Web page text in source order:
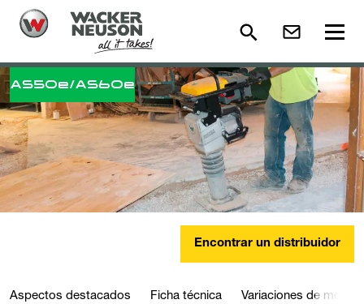
AS50e/AS60e
Encontrar un distribuidor
Aspectos destacados Ficha técnica Variaciones de modelo